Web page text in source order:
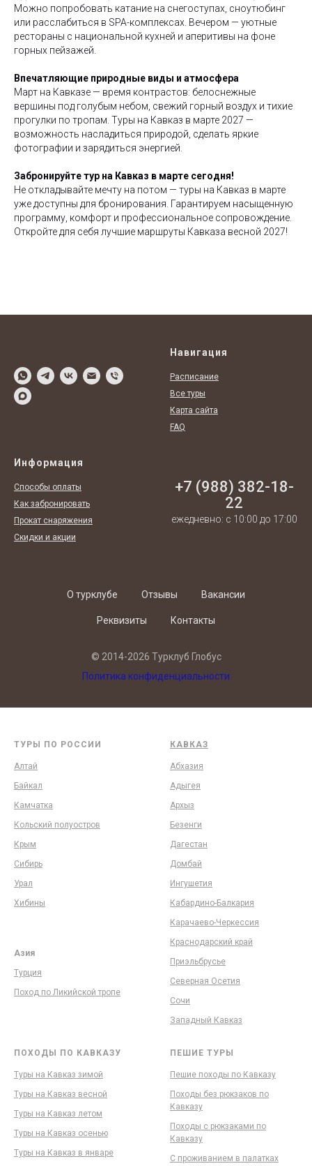
Можно попробовать катание на снегоступах, сноутюбинг
или расслабиться в SPA-комплексах. Вечером — уютные
рестораны с национальной кухней и аперитивы на фоне
горных пейзажей.
Впечатляющие природные виды и атмосфера
Март на Кавказе — время контрастов: белоснежные
вершины под голубым небом, свежий горный воздух и тихие
прогулки по тропам. Туры на Кавказ в марте 2027 —
возможность насладиться природой, сделать яркие
фотографии и зарядиться энергией.
Забронируйте тур на Кавказ в марте сегодня!
Не откладывайте мечту на потом — туры на Кавказ в марте
уже доступны для бронирования. Гарантируем насыщенную
программу, комфорт и профессиональное сопровождение.
Откройте для себя лучшие маршруты Кавказа весной 2027!
Навигация
Расписание
Все туры
Карта сайта
FAQ
Информация
Способы оплаты
Как забронировать
Прокат снаряжения
Скидки и акции
+7 (988) 382-18-
22
ежедневно: с 10:00 до 17:00
О турклубе Отзывы Вакансии
Реквизиты Контакты
© 2014-2026 Турклуб Глобус
Политика конфиденциальности
ТУРЫ ПО РОССИИ
Алтай
Байкал
Камчатка
Кольский полуостров
Крым
Сибирь
Урал
Хибины
Азия
Турция
Поход по Ликийской тропе
КАВКАЗ
Абхазия
Адыгея
Архыз
Безенги
Дагестан
Домбай
Ингушетия
Кабардино-Балкария
Карачаево-Черкессия
Краснодарский край
Приэльбрусье
Северная Осетия
Сочи
Западный Кавказ
ПОХОДЫ ПО КАВКАЗУ
Туры на Кавказ зимой
Туры на Кавказ весной
Туры на Кавказ летом
Туры на Кавказ осенью
Туры на Кавказ в январе
ПЕШИЕ ТУРЫ
Пешие походы по Кавказу
Походы без рюкзаков по
Кавказу
Походы с рюкзаками по
Кавказу
С проживанием в палатках